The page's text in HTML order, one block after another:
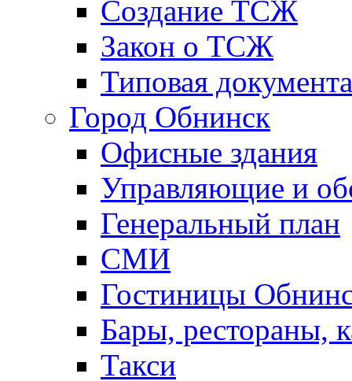
Создание ТСЖ
Закон о ТСЖ
Типовая
Город Обнинск
Офисные здания
Управляющие и
Генеральный план
СМИ
Гостиницы
Бары, рестораны,
Такси